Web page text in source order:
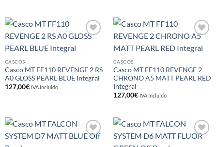
CASCOS
Casco MT FF110 REVENGE 2 RS
A0 GLOSS PEARL BLUE Integral
127,00€ IVA Incluido
a la
CASCOS
Casco MT FF110 REVENGE 2
CHRONO A5 MATT PEARL RED
Integral
127,00€ IVA Incluido